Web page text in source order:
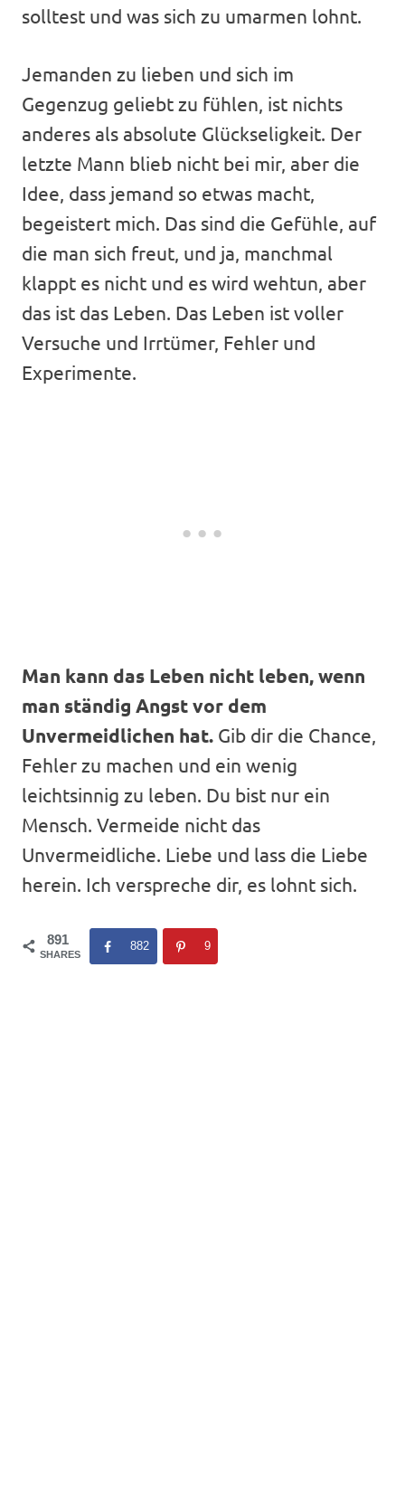
solltest und was sich zu umarmen lohnt.
Jemanden zu lieben und sich im
Gegenzug geliebt zu fühlen, ist nichts
anderes als absolute Glückseligkeit. Der
letzte Mann blieb nicht bei mir, aber die
Idee, dass jemand so etwas macht,
begeistert mich. Das sind die Gefühle, auf
die man sich freut, und ja, manchmal
klappt es nicht und es wird wehtun, aber
das ist das Leben. Das Leben ist voller
Versuche und Irrtümer, Fehler und
Experimente.
Man kann das Leben nicht leben, wenn
man ständig Angst vor dem
Unvermeidlichen hat. Gib dir die Chance,
Fehler zu machen und ein wenig
leichtsinnig zu leben. Du bist nur ein
Mensch. Vermeide nicht das
Unvermeidliche. Liebe und lass die Liebe
herein. Ich verspreche dir, es lohnt sich.
891
SHARES
882 9